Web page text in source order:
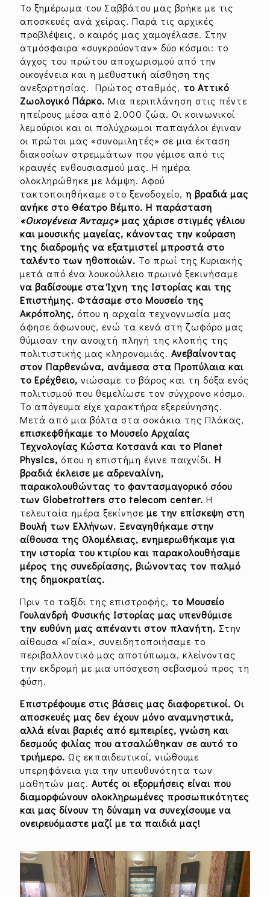
Το ξημέρωμα του Σαββάτου μας βρήκε με τις
αποσκευές ανά χείρας. Παρά τις αρχικές
προβλέψεις, ο καιρός μας χαμογέλασε. Στην
ατμόσφαιρα «συγκρούονταν» δύο κόσμοι: το
άγχος του πρώτου αποχωρισμού από την
οικογένεια και η μεθυστική αίσθηση της
ανεξαρτησίας. Πρώτος σταθμός, το Αττικό
Ζωολογικό Πάρκο. Μια περιπλάνηση στις πέντε
ηπείρους μέσα από 2.000 ζώα. Οι κοινωνικοί
λεμούριοι και οι πολύχρωμοι παπαγάλοι έγιναν
οι πρώτοι μας «συνομιλητές» σε μια έκταση
διακοσίων στρεμμάτων που γέμισε από τις
κραυγές ενθουσιασμού μας. Η ημέρα
ολοκληρώθηκε με λάμψη. Αφού
τακτοποιηθήκαμε στο ξενοδοχείο, η βραδιά μας
ανήκε στο Θέατρο Βέμπο. Η παράσταση
«Οικογένεια Άνταμς» μας χάρισε στιγμές γέλιου
και μουσικής μαγείας, κάνοντας την κούραση
της διαδρομής να εξατμιστεί μπροστά στο
ταλέντο των ηθοποιών. Το πρωί της Κυριακής
μετά από ένα λουκούλλειο πρωινό ξεκινήσαμε
να βαδίσουμε στα Ίχνη της Ιστορίας και της
Επιστήμης. Φτάσαμε στο Μουσείο της
Ακρόπολης, όπου η αρχαία τεχνογνωσία μας
άφησε άφωνους, ενώ τα κενά στη ζωφόρο μας
θύμισαν την ανοιχτή πληγή της κλοπής της
πολιτιστικής μας κληρονομιάς. Ανεβαίνοντας
στον Παρθενώνα, ανάμεσα στα Προπύλαια και
το Ερέχθειο, νιώσαμε το βάρος και τη δόξα ενός
πολιτισμού που θεμελίωσε τον σύγχρονο κόσμο.
Το απόγευμα είχε χαρακτήρα εξερεύνησης.
Μετά από μια βόλτα στα σοκάκια της Πλάκας,
επισκεφθήκαμε το Μουσείο Αρχαίας
Τεχνολογίας Κώστα Κοτσανά και το Planet
Physics, όπου η επιστήμη έγινε παιχνίδι. Η
βραδιά έκλεισε με αδρεναλίνη,
παρακολουθώντας το φαντασμαγορικό σόου
των Globetrotters στο telecom center. Η
τελευταία ημέρα ξεκίνησε με την επίσκεψη στη
Βουλή των Ελλήνων. Ξεναγηθήκαμε στην
αίθουσα της Ολομέλειας, ενημερωθήκαμε για
την ιστορία του κτιρίου και παρακολουθήσαμε
μέρος της συνεδρίασης, βιώνοντας τον παλμό
της δημοκρατίας.
Πριν το ταξίδι της επιστροφής, το Μουσείο
Γουλανδρή Φυσικής Ιστορίας μας υπενθύμισε
την ευθύνη μας απέναντι στον πλανήτη. Στην
αίθουσα «Γαία», συνειδητοποιήσαμε το
περιβαλλοντικό μας αποτύπωμα, κλείνοντας
την εκδρομή με μια υπόσχεση σεβασμού προς τη
φύση.
Επιστρέφουμε στις βάσεις μας διαφορετικοί. Οι
αποσκευές μας δεν έχουν μόνο αναμνηστικά,
αλλά είναι βαριές από εμπειρίες, γνώση και
δεσμούς φιλίας που ατσαλώθηκαν σε αυτό το
τριήμερο. Ως εκπαιδευτικοί, νιώθουμε
υπερηφάνεια για την υπευθυνότητα των
μαθητών μας. Αυτές οι εξορμήσεις είναι που
διαμορφώνουν ολοκληρωμένες προσωπικότητες
και μας δίνουν τη δύναμη να συνεχίσουμε να
ονειρευόμαστε μαζί με τα παιδιά μας!